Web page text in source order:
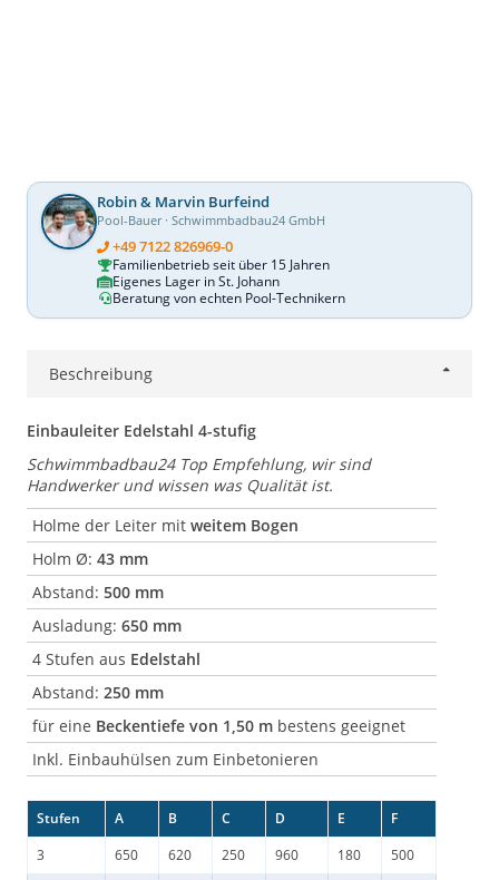
Robin & Marvin Burfeind
Pool-Bauer · Schwimmbadbau24 GmbH
+49 7122 826969-0
Familienbetrieb seit über 15 Jahren
Eigenes Lager in St. Johann
Beratung von echten Pool-Technikern
Beschreibung
Einbauleiter Edelstahl 4-stufig
Schwimmbadbau24 Top Empfehlung, wir sind
Handwerker und wissen was Qualität ist.
Holme der Leiter mit weitem Bogen
Holm Ø: 43 mm
Abstand: 500 mm
Ausladung: 650 mm
4 Stufen aus Edelstahl
Abstand: 250 mm
für eine Beckentiefe von 1,50 m bestens geeignet
Inkl. Einbauhülsen zum Einbetonieren
Stufen A B C D E
F
3
650 620 250 960 180 500